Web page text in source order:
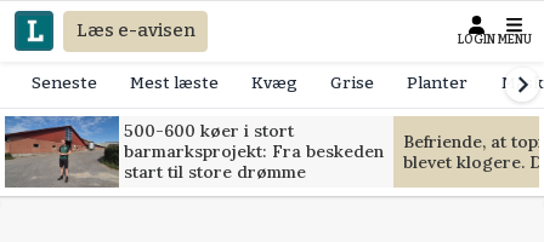
Læs e-avisen LOGIN MENU
Seneste Mest læste Kvæg Grise Planter
500-600 køer i stort
barmarksprojekt: Fra beskeden
start til store drømme
Befriende, at
blevet klogere.